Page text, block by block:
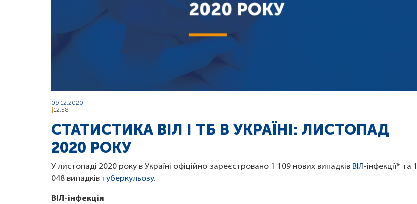
09.12.2020
12:58
СТАТИСТИКА ВІЛ І ТБ В УКРАЇНІ: ЛИСТОПАД
2020 РОКУ
У листопаді 2020 року в Україні офіційно зареєстровано 1 109 нових випадків ВІЛ-інфекції* та 1
048 випадків туберкульозу.
ВІЛ-інфекція